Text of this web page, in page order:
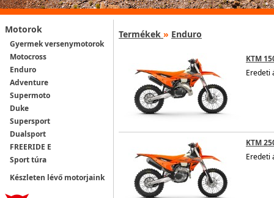
Motorok
Gyermek versenymotorok
Motocross
Enduro
Adventure
Supermoto
Duke
Supersport
Dualsport
FREERIDE E
Sport túra
Készleten lévő motorjaink
Termékek » Enduro
KTM
Eredeti
KTM
Eredeti